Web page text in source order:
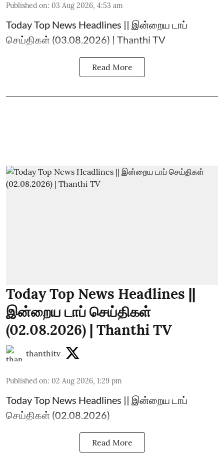
Published on: 03 Aug 2026, 4:53 am
Today Top News Headlines || இன்றைய டாப்
செய்திகள் (03.08.2026) | Thanthi TV
Read More
Today Top News Headlines ||
இன்றைய டாப் செய்திகள்
(02.08.2026) | Thanthi TV
thanthitv
Published on: 02 Aug 2026, 1:29 pm
Today Top News Headlines || இன்றைய டாப்
செய்திகள் (02.08.2026)
Read More